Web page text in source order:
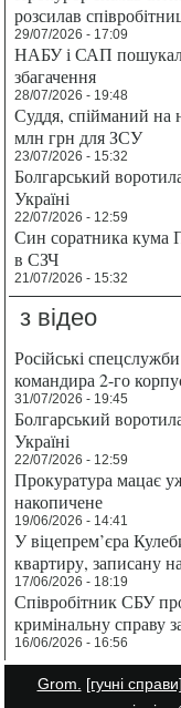
розсилав
29/07/2026 - 17:09
НАБУ і САП
збагачення
28/07/2026 - 19:48
Суддя, спійманий на
млн грн для ЗСУ
23/07/2026 - 15:32
Болгарський
Україні
22/07/2026 - 12:59
Син соратника кума
в СЗЧ
21/07/2026 - 15:32
з відео
Російські
командира 2-го
31/07/2026 - 19:45
Болгарський
Україні
22/07/2026 - 12:59
Прокуратура мацає
накопичене
19/06/2026 - 14:41
У віцепрем’єра
квартиру, записану
17/06/2026 - 18:19
Співробітник СБУ
кримінальну справу
16/06/2026 - 16:56
Grom. [гучні справи]